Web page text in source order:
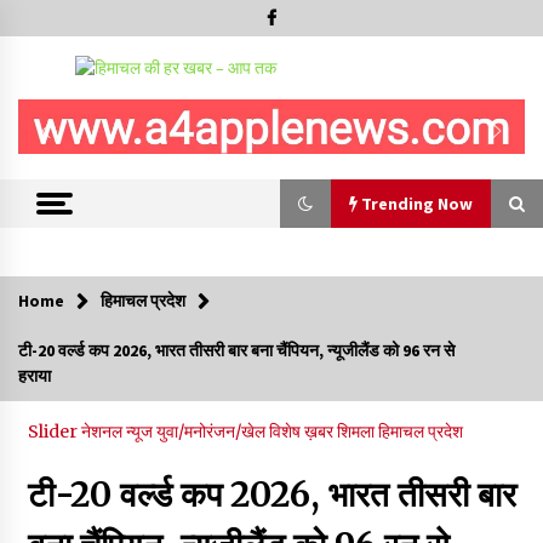
Trending Now
बड़ी ख़बर – अनुबंध कर्मचारियों को बैक डेट से नहीं मिलेगा नियमितीकरण,
शिक्षा निदेशालय ने जारी किया स्पष्टीकरण
05/08/2026
Home हिमाचल प्रदेश
टी-20 वर्ल्ड कप 2026, भारत तीसरी बार बना चैंपियन, न्यूजीलैंड को 96 रन से
हराया
Sliderनेशनल न्यूजयुवा/मनोरंजन/खेलविशेष ख़बरशिमलाहिमाचल प्रदेश
टी-20 वर्ल्ड कप 2026, भारत तीसरी बार